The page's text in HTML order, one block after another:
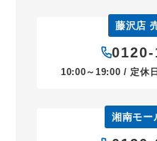
藤沢店
10:00～19:00 / 定休
湘南モー